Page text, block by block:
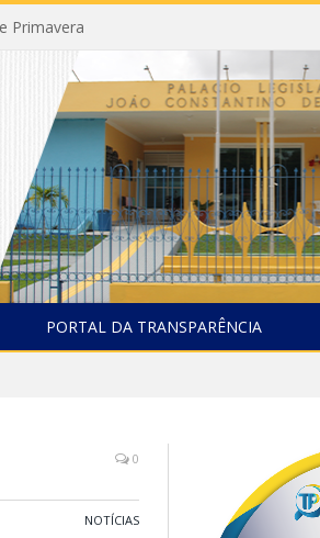
Primavera
PORTAL DA TRANSPARÊNCIA
0
NOTÍCIAS